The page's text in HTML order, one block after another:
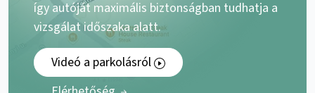
így autóját maximális biztonságban tudhatja a
vizsgálat időszaka alatt.
Videó a parkolásról